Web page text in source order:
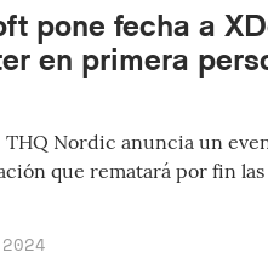
pone fecha a
en primera
THQ Nordic anuncia un
que rematará por fin